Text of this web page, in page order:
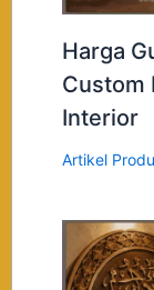
Harga
Custom
Interior
Artikel